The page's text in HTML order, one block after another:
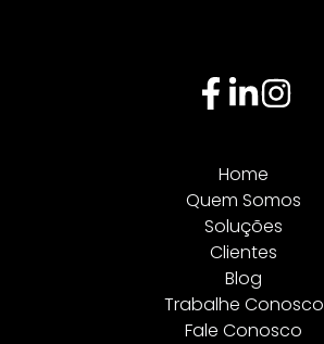
Home
Quem Somos
Soluções
Clientes
Blog
Trabalhe Conosco
Fale Conosco